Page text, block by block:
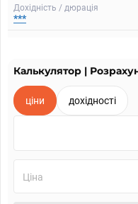
Дохідність / дюрація
***
Калькулятор |
ціни дохідності
Ціна